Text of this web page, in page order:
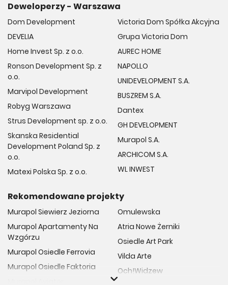
Deweloperzy - Warszawa
Dom Development
DEVELIA
Home Invest Sp. z o.o.
Ronson Development Sp. z
o.o.
Marvipol Development
Robyg Warszawa
Strus Development sp. z o.o.
Skanska Residential
Development Poland Sp. z
o.o.
Matexi Polska Sp. z o.o.
Victoria Dom Spółka Akcyjna
Grupa Victoria Dom
AUREC HOME
NAPOLLO
UNIDEVELOPMENT S.A.
BUSZREM S.A.
Dantex
GH DEVELOPMENT
Murapol S.A.
ARCHICOM S.A.
WL INWEST
Rekomendowane projekty
Murapol Siewierz Jeziorna
Murapol Apartamenty Na
Wzgórzu
Murapol Osiedle Ferrovia
Murapol Osiedle Faktoria
Omulewska
Atria Nowe Żerniki
Osiedle Art Park
Vilda Arte
Och!Widzew